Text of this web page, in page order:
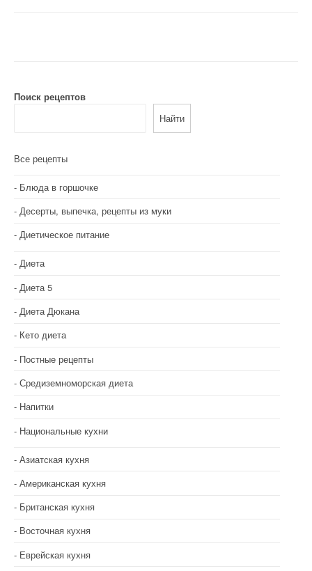
Поиск рецептов
Найти
Все рецепты
Блюда в горшочке
Десерты, выпечка, рецепты из муки
Диетическое питание
Диета
Диета 5
Диета Дюкана
Кето диета
Постные рецепты
Средиземноморская диета
Напитки
Национальные кухни
Азиатская кухня
Американская кухня
Британская кухня
Восточная кухня
Еврейская кухня